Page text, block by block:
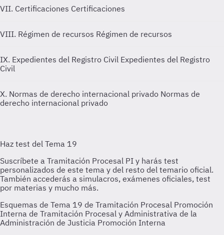
VII. Certificaciones Certificaciones
VIII. Régimen de recursos Régimen de recursos
IX. Expedientes del Registro Civil Expedientes del Registro
Civil
X. Normas de derecho internacional privado Normas de
derecho internacional privado
Esquemas de Tema 19 de Tramitación Procesal Promoción
Interna de Tramitación Procesal y Administrativa de la
Administración de Justicia Promoción Interna